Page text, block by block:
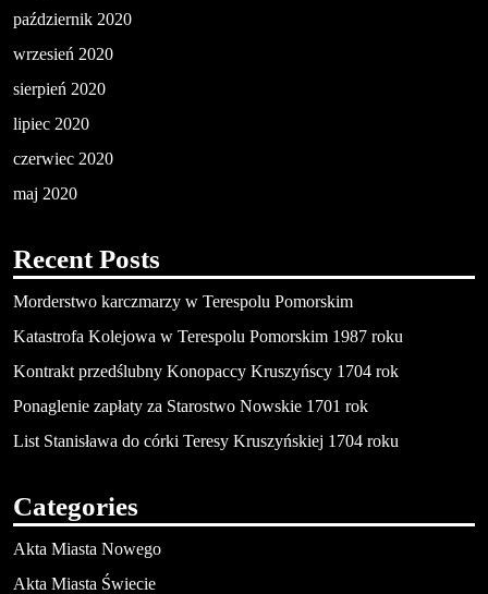
październik 2020
wrzesień 2020
sierpień 2020
lipiec 2020
czerwiec 2020
maj 2020
Recent Posts
Morderstwo karczmarzy w Terespolu Pomorskim
Katastrofa Kolejowa w Terespolu Pomorskim 1987 roku
Kontrakt przedślubny Konopaccy Kruszyńscy 1704 rok
Ponaglenie zapłaty za Starostwo Nowskie 1701 rok
List Stanisława do córki Teresy Kruszyńskiej 1704 roku
Categories
Akta Miasta Nowego
Akta Miasta Świecie